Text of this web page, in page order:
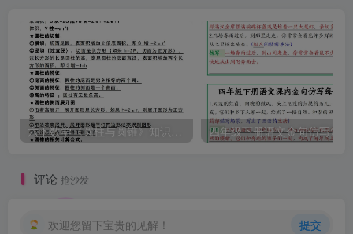
六下数学《圆柱与圆锥》知识点归纳
评论 抢沙发
欢迎您留下宝贵的见解！ 提交